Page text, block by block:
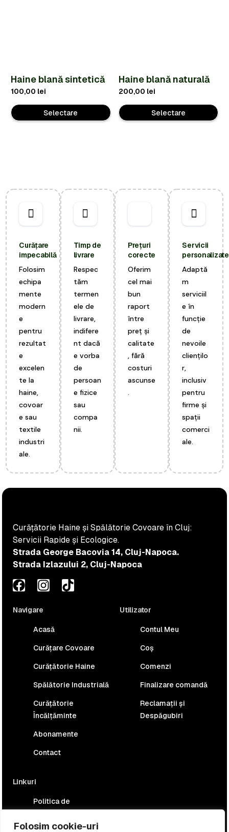
Folosim cookie-uri
Haine blană sintetică
100,00 lei
Selectare
Haine blană naturală
200,00 lei
Selectare
Curățare
impecabilă
Folosim
echipa
mente
modern
e
pentru
rezultat
e
excelen
te la
haine,
covoar
e sau
textile
industri
ale.
Timp de
livrare
Respec
tăm
termen
ele de
livrare,
indifere
nt dacă
e vorba
de
persoan
e fizice
sau
compa
nii.
Prețuri
corecte
Oferim
cel mai
bun
raport
între
preț și
calitate
, fără
costuri
ascunse
.
Servicii
personalizate
Adaptă
m
serviciil
e în
funcție
de
nevoile
cliențilo
r,
inclusiv
pentru
firme și
spații
comerci
ale.
Curățătorie Haine și Spălătorie Covoare în Cluj:
Servicii Rapide și Ecologice.
Strada George Bacovia 14, Cluj-Napoca.
Strada Izlazului 2, Cluj-Napoca
Navigare
Acasă
Curățare Covoare
Curățătorie Haine
Spălătorie Industrială
Curățătorie
Încălțăminte
Abonamente
Contact
Utilizator
Contul Meu
Coș
Comenzi
Finalizare comandă
Reclamații și
Despăgubiri
Linkuri
Politica de